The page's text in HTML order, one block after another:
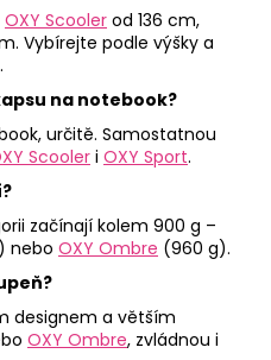
OXY Scooler od 136 cm,
Vybírejte podle výšky a
na notebook?
určitě. Samostatnou
Scooler i OXY Sport.
začínají kolem 900 g –
nebo OXY Ombre (960 g).
designem a větším
OXY Ombre, zvládnou i